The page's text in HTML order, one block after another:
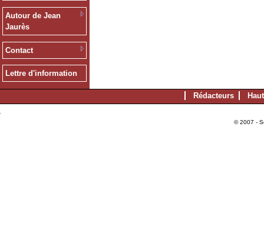
Autour de Jean
Jaurès
Contact
Lettre d'information
Rédacteurs
© 2007 -